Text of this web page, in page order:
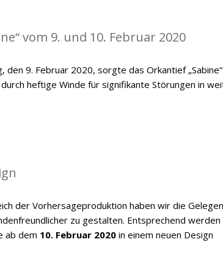
vom 9. und 10. Februar 2020
9. Februar 2020, sorgte das Orkantief „Sabine“
durch heftige Winde für signifikante Störungen in
der Vorhersageproduktion haben wir die
zu gestalten. Entsprechend werden
ab dem 10. Februar 2020 in einem neuen Design